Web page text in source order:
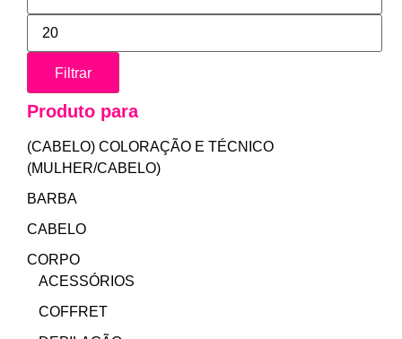
Filtrar
Produto para
(CABELO) COLORAÇÃO E TÉCNICO
(MULHER/CABELO)
BARBA
CABELO
CORPO
ACESSÓRIOS
COFFRET